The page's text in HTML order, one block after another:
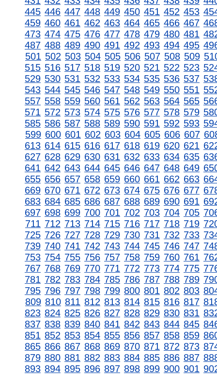
445 446 447 448 449 450 451 452 453
459 460 461 462 463 464 465 466 467
473 474 475 476 477 478 479 480 481
487 488 489 490 491 492 493 494 495
501 502 503 504 505 506 507 508 509
515 516 517 518 519 520 521 522 523
529 530 531 532 533 534 535 536 537
543 544 545 546 547 548 549 550 551
557 558 559 560 561 562 563 564 565
571 572 573 574 575 576 577 578 579
585 586 587 588 589 590 591 592 593
599 600 601 602 603 604 605 606 607
613 614 615 616 617 618 619 620 621
627 628 629 630 631 632 633 634 635
641 642 643 644 645 646 647 648 649
655 656 657 658 659 660 661 662 663
669 670 671 672 673 674 675 676 677
683 684 685 686 687 688 689 690 691
697 698 699 700 701 702 703 704 705
711 712 713 714 715 716 717 718 719
725 726 727 728 729 730 731 732 733
739 740 741 742 743 744 745 746 747
753 754 755 756 757 758 759 760 761
767 768 769 770 771 772 773 774 775
781 782 783 784 785 786 787 788 789
795 796 797 798 799 800 801 802 803
809 810 811 812 813 814 815 816 817
823 824 825 826 827 828 829 830 831
837 838 839 840 841 842 843 844 845
851 852 853 854 855 856 857 858 859
865 866 867 868 869 870 871 872 873
879 880 881 882 883 884 885 886 887
893 894 895 896 897 898 899 900 901